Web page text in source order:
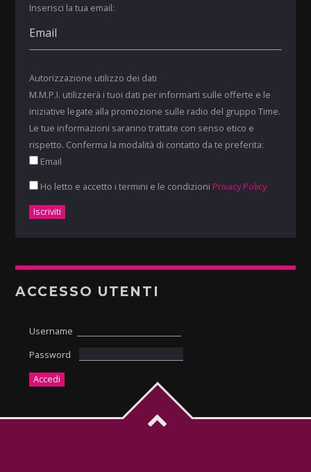
Inserisci la tua email:
Autorizzazione utilizzo dei dati
M.M.P.I. utilizzerà i tuoi dati per informarti sulle offerte e le
iniziative legate alla promozione sulle radio del gruppo Time.
Le tue informazioni saranno trattate con senso etico e
rispetto. Conferma la modalità di contatto da te preferita:
Email
Ho letto e accetto i termini e le condizioni Privacy Policy
ACCESSO UTENTI
Username
Password